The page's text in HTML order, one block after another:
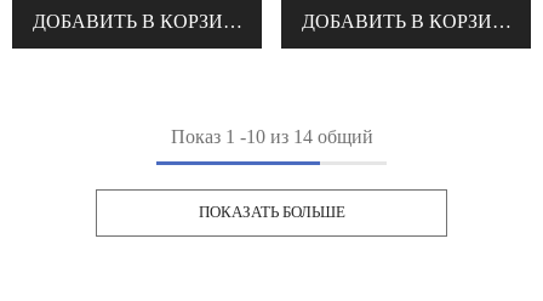
ДОБАВИТЬ В КОРЗИНУ ДОБАВИТЬ В КОРЗИНУ
Показ 1 -10из 14 общий
ПОКАЗАТЬ БОЛЬШЕ